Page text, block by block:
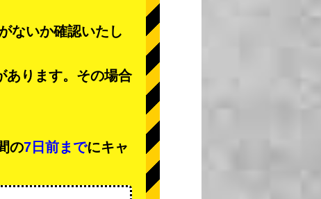
ないか確認いたし
あります。その場合
の7日前までにキャ